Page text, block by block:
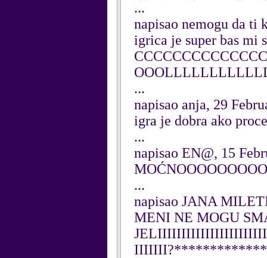
...
napisao nemogu da ti
igrica je super bas mi
...
napisao anja, 29
igra je dobra ako
...
napisao EN@, 15
...
napisao JANA
MENI NE MOGU